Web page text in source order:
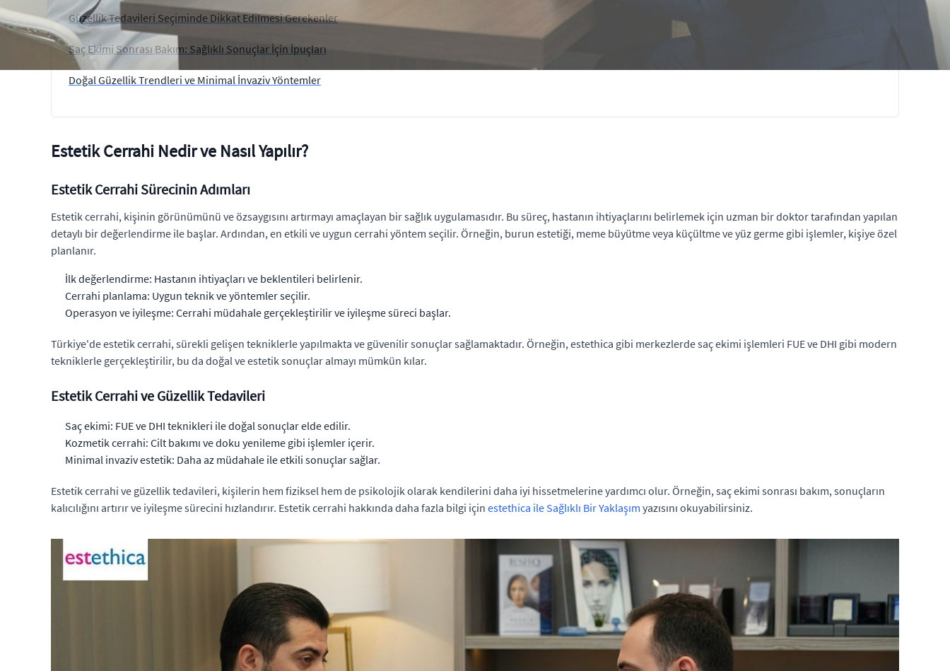
Güzellik Tedavileri Seçiminde Dikkat Edilmesi Gerekenler
Saç Ekimi Sonrası Bakım: Sağlıklı Sonuçlar İçin İpuçları
Doğal Güzellik Trendleri ve Minimal İnvaziv Yöntemler
Estetik Cerrahi Nedir ve Nasıl Yapılır?
Estetik Cerrahi Sürecinin Adımları
Estetik cerrahi, kişinin görünümünü ve özsaygısını artırmayı amaçlayan bir sağlık uygulamasıdır. Bu süreç, hastanın ihtiyaçlarını belirlemek için uzman bir doktor tarafından yapılan
detaylı bir değerlendirme ile başlar. Ardından, en etkili ve uygun cerrahi yöntem seçilir. Örneğin, burun estetiği, meme büyütme veya küçültme ve yüz germe gibi işlemler, kişiye özel
planlanır.
İlk değerlendirme: Hastanın ihtiyaçları ve beklentileri belirlenir.
Cerrahi planlama: Uygun teknik ve yöntemler seçilir.
Operasyon ve iyileşme: Cerrahi müdahale gerçekleştirilir ve iyileşme süreci başlar.
Türkiye'de estetik cerrahi, sürekli gelişen tekniklerle yapılmakta ve güvenilir sonuçlar sağlamaktadır. Örneğin,estethica gibi merkezlerde saç ekimi işlemleri FUE ve DHI gibi modern
tekniklerle gerçekleştirilir, bu da doğal ve estetik sonuçlar almayı mümkün kılar.
Estetik Cerrahi ve Güzellik Tedavileri
Saç ekimi: FUE ve DHI teknikleri ile doğal sonuçlar elde edilir.
Kozmetik cerrahi: Cilt bakımı ve doku yenileme gibi işlemler içerir.
Minimal invaziv estetik: Daha az müdahale ile etkili sonuçlar sağlar.
Estetik cerrahi ve güzellik tedavileri, kişilerin hem fiziksel hem de psikolojik olarak kendilerini daha iyi hissetmelerine yardımcı olur. Örneğin, saç ekimi sonrası bakım, sonuçların
kalıcılığını artırır ve iyileşme sürecini hızlandırır. Estetik cerrahi hakkında daha fazla bilgi için estethica ile Sağlıklı Bir Yaklaşım yazısını okuyabilirsiniz.